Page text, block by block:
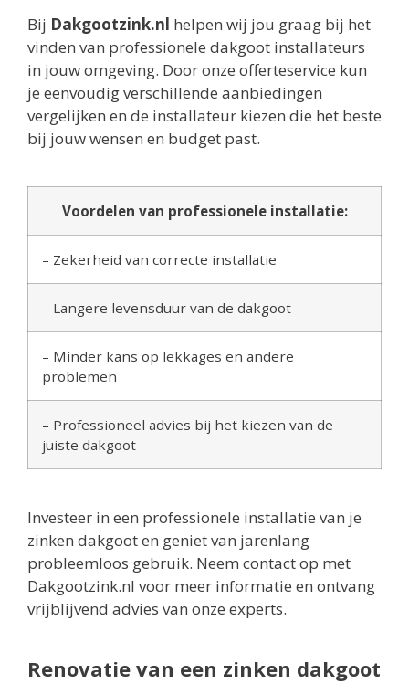
Bij Dakgootzink.nl helpen wij jou graag bij het
vinden van professionele dakgoot installateurs
in jouw omgeving. Door onze offerteservice kun
je eenvoudig verschillende aanbiedingen
vergelijken en de installateur kiezen die het beste
bij jouw wensen en budget past.
Voordelen van professionele installatie:
– Zekerheid van correcte installatie
– Langere levensduur van de dakgoot
– Minder kans op lekkages en andere
problemen
– Professioneel advies bij het kiezen van de
juiste dakgoot
Investeer in een professionele installatie van je
zinken dakgoot en geniet van jarenlang
probleemloos gebruik. Neem contact op met
Dakgootzink.nl voor meer informatie en ontvang
vrijblijvend advies van onze experts.
Renovatie van een zinken dakgoot